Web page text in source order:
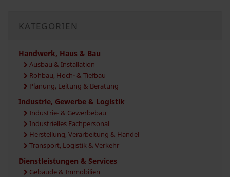
KATEGORIEN
Handwerk, Haus & Bau
Ausbau & Installation
Rohbau, Hoch- & Tiefbau
Planung, Leitung & Beratung
Industrie, Gewerbe & Logistik
Industrie- & Gewerbebau
Industrielles Fachpersonal
Herstellung, Verarbeitung & Handel
Transport, Logistik & Verkehr
Dienstleistungen & Services
Gebäude & Immobilien